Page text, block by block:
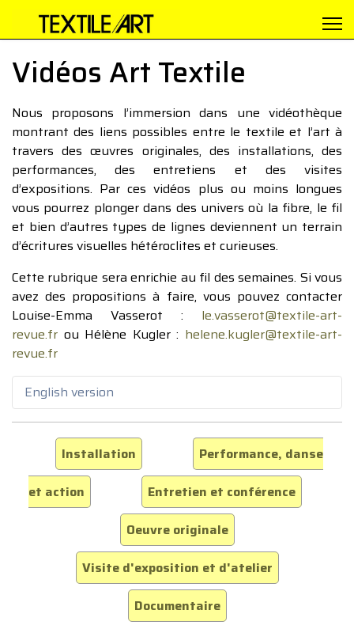
Vidéos Art Textile
Nous proposons l’immersion dans une vidéothèque
montrant des liens possibles entre le textile et l’art à
travers des œuvres originales, des installations, des
performances, des entretiens et des visites
d’expositions. Par ces vidéos plus ou moins longues
vous pourrez plonger dans des univers où la fibre, le fil
et bien d’autres types de lignes deviennent un terrain
d’écritures visuelles hétéroclites et curieuses.
Cette rubrique sera enrichie au fil des semaines. Si vous
avez des propositions à faire, vous pouvez contacter
Louise-Emma Vasserot : le.vasserot@textile-art-
revue.fr ou Hélène Kugler : helene.kugler@textile-art-
revue.fr
English version
Installation
Performance, danse
et action
Entretien et conférence
Oeuvre originale
Visite d'exposition et d'atelier
Documentaire